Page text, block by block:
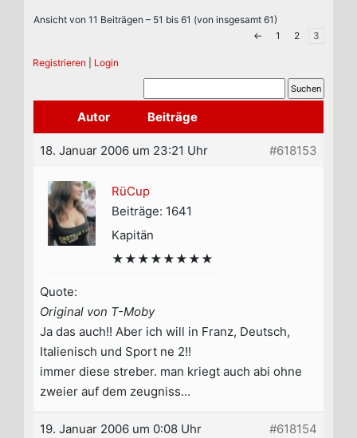
Ansicht von 11 Beiträgen – 51 bis 61 (von insgesamt 61)
←
1 2 3
Registrieren Login
Autor Beiträge
18. Januar 2006 um 23:21 Uhr #618153
RüCup
Beiträge: 1641
Kapitän
★★★★★★★★
Quote:
Original von T-Moby
Ja das auch!! Aber ich will in Franz, Deutsch,
Italienisch und Sport ne 2!!
immer diese streber. man kriegt auch abi ohne
zweier auf dem zeugniss…
19. Januar 2006 um 0:08 Uhr #618154